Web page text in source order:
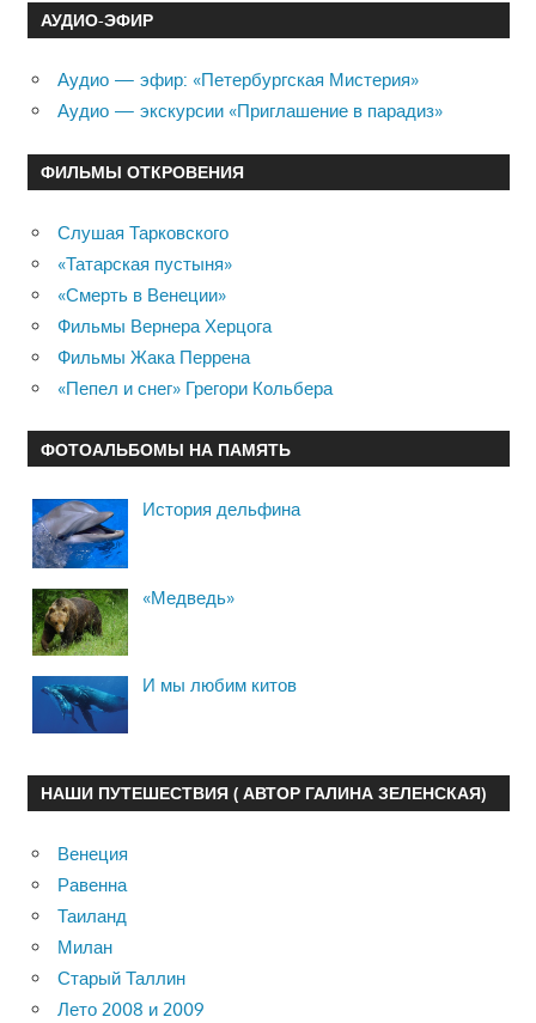
АУДИО-ЭФИР
Аудио — эфир: «Петербургская Мистерия»
Аудио — экскурсии «Приглашение в парадиз»
ФИЛЬМЫ ОТКРОВЕНИЯ
Слушая Тарковского
«Татарская пустыня»
«Смерть в Венеции»
Фильмы Вернера Херцога
Фильмы Жака Перрена
«Пепел и снег» Грегори Кольбера
ФОТОАЛЬБОМЫ НА ПАМЯТЬ
История дельфина
«Медведь»
И мы любим китов
НАШИ ПУТЕШЕСТВИЯ ( АВТОР ГАЛИНА ЗЕЛЕНСКАЯ)
Венеция
Равенна
Таиланд
Милан
Старый Таллин
Лето 2008 и 2009